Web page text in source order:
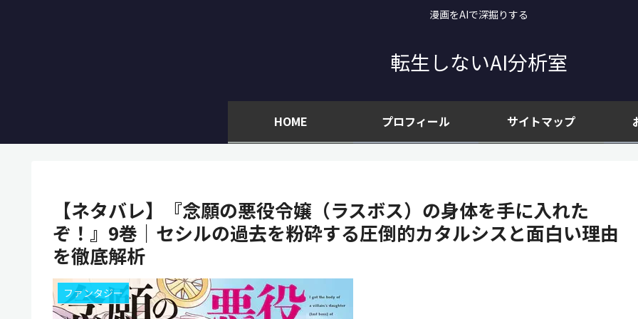
漫画をAIで深掘りする
転生しないAI分析室
HOME プロフィール サイトマップ
【ネタバレ】『念願の悪役令嬢（ラスボス）の身体を手に入れた
ぞ！』9巻｜セシルの過去を粉砕する圧倒的カタルシスと面白い理由
を徹底解析
ファンタジー